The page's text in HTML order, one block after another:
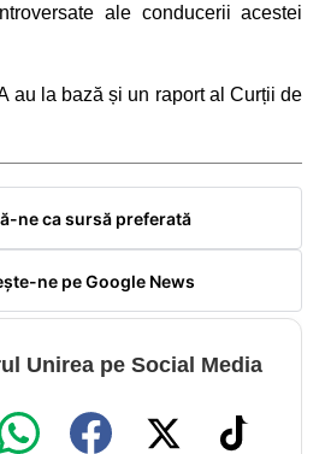
ale conducerii acestei
au la bază și un raport al Curții de
ne ca sursă preferată
ne pe Google News
Unirea pe Social Media